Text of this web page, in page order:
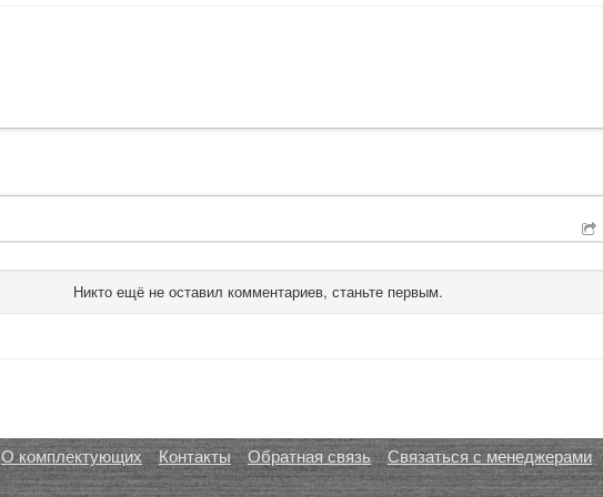
Никто ещё не оставил комментариев, станьте первым.
О комплектующих Контакты Обратная связь Связаться с менеджерами